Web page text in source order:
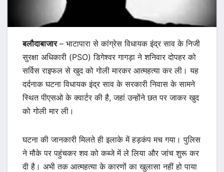
बलौदाबाजार– भाटापारा से कांग्रेस विधायक इंद्र साव के निजी
सुरक्षा अधिकारी (PSO) डिगेश्वर गागड़ा ने शनिवार दोपहर को
सर्विस राइफल से खुद को गोली मारकर आत्महत्या कर ली। यह
दर्दनाक घटना विधायक इंद्र साव के सरकारी निवास के सामने
स्थित पीएसओ के क्वार्टर की है, जहां उन्होंने छत पर जाकर खुद
को गोली मार ली।
घटना की जानकारी मिलते ही इलाके में हड़कंप मच गया। पुलिस
ने मौके पर पहुंचकर शव को कब्जे में ले लिया और जांच शुरू कर
दी है। अभी तक आत्महत्या के कारणों का खुलासा नहीं हो पाया